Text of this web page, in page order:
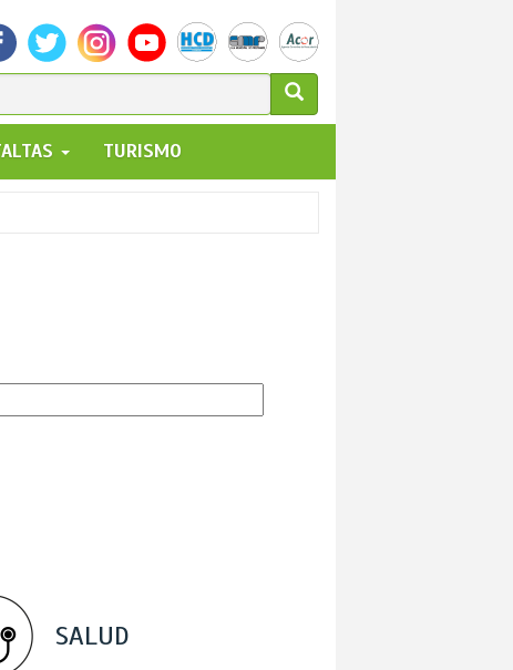
TURISMO
SALUD